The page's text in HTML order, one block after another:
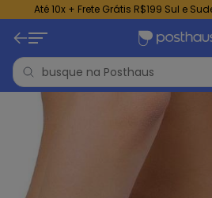
Até 10x + Frete Grátis R$199 Sul e